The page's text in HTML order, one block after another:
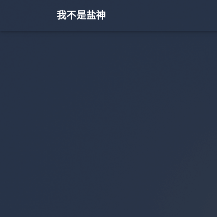
我不是盐神